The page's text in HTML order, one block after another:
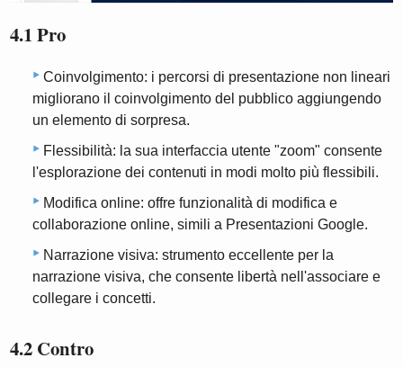
4.1 Pro
Coinvolgimento: i percorsi di presentazione non lineari
migliorano il coinvolgimento del pubblico aggiungendo
un elemento di sorpresa.
Flessibilità: la sua interfaccia utente "zoom" consente
l'esplorazione dei contenuti in modi molto più flessibili.
Modifica online: offre funzionalità di modifica e
collaborazione online, simili a Presentazioni Google.
Narrazione visiva: strumento eccellente per la
narrazione visiva, che consente libertà nell'associare e
collegare i concetti.
4.2 Contro